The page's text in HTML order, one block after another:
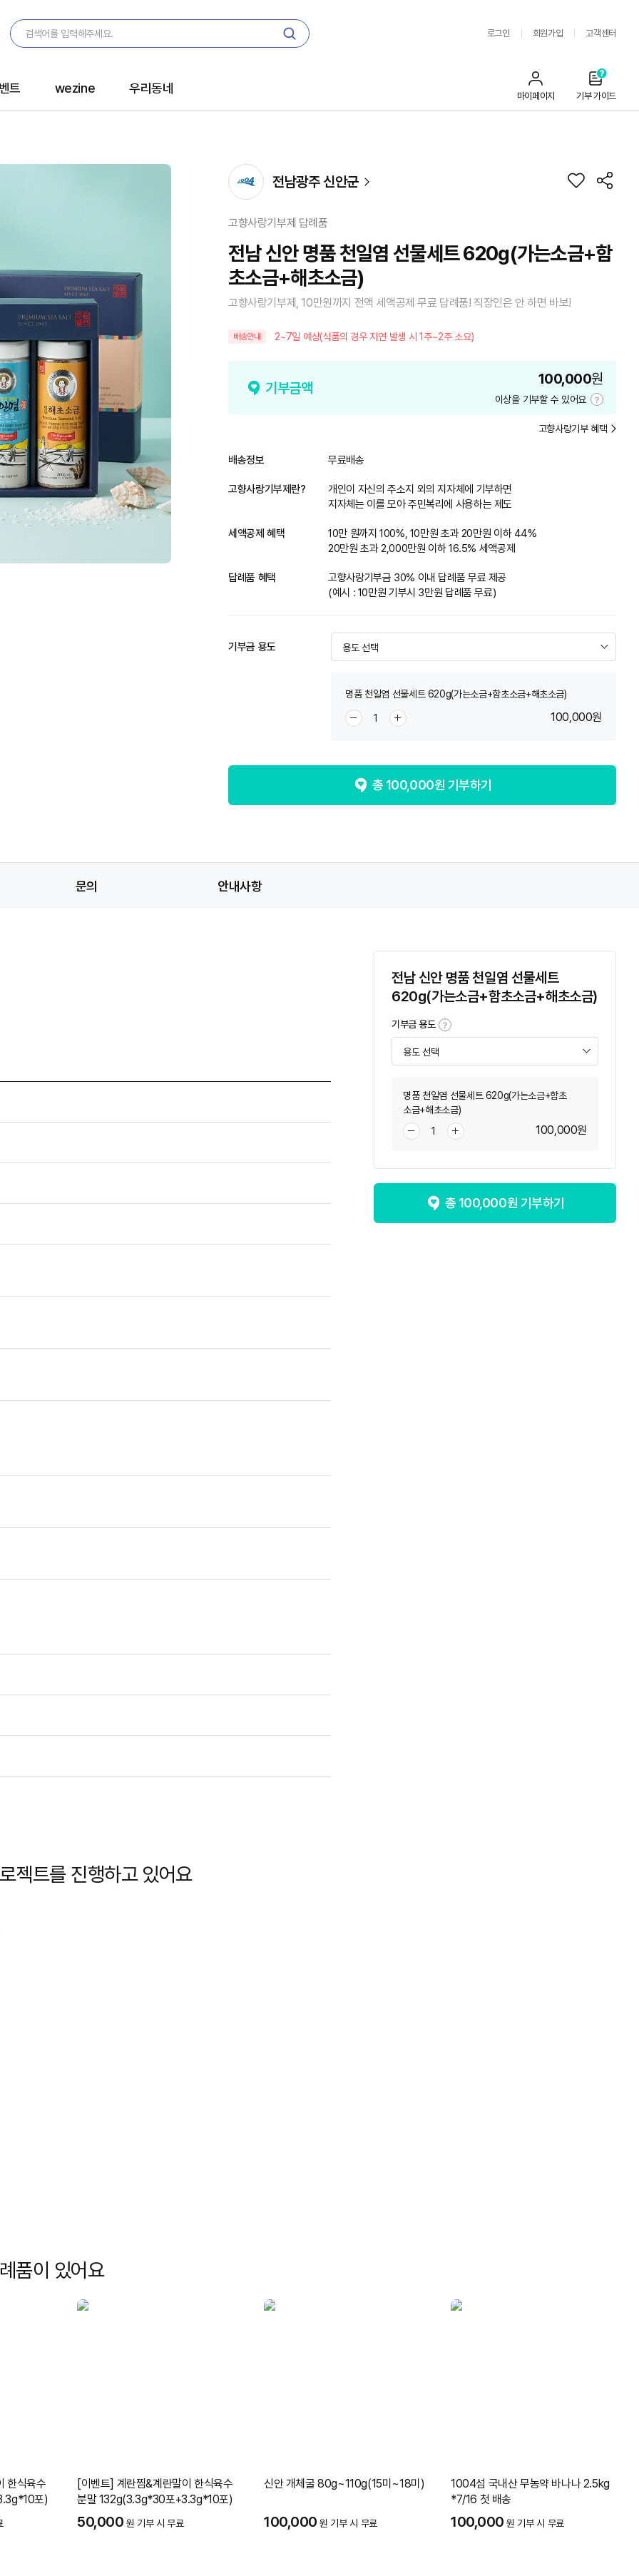
로그인 회원가입 고객센터
트 wezine 우리동네
마이페이지 기부 가이드
전남광주 신안군
고향사랑기부제 답례품
전남 신안 명품 천일염 선물세트 620g(가는소금+함
초소금+해초소금)
고향사랑기부제, 10만원까지 전액 세액공제 무료 답례품! 직장인은 안 하면 바보!
배송안내 2~7일 예상(식품의 경우 지연 발생 시 1주~2주 소요)
기부금액
100,000원
이상을 기부할 수 있어요
기
금
고향사랑기부 혜택
배송정보 무료배송
고향사랑기부제란?
개인이 자신의 주소지 외의 지자체에 기부하면
지자체는 이를 모아 주민복리에 사용하는 제도
세액공제 혜택
10만 원까지 100%, 10만원 초과 20만원 이하 44%
20만원 초과 2,000만원 이하 16.5% 세액공제
답례품 혜택
고향사랑기부금 30% 이내 답례품 무료 제공
(예시 : 10만원 기부시 3만원 답례품 무료)
기부금 용도
명품 천일염 선물세트 620g(가는소금+함초소금+해초소금)
100,000원
총 100,000원 기부하기
문의 안내사항
전남 신안 명품 천일염 선물세트
620g(가는소금+함초소금+해초소금)
기부금 용도
명품 천일염 선물세트 620g(가는소금+함초
소금+해초소금)
100,000원
총 100,000원 기부하기
젝트를 진행하고 있어요
품이 있어요
한식육수
포)
[이벤트] 계란찜&계란말이 한식육수
분말 132g(3.3g*30포+3.3g*10포)
50,000 원 기부 시 무료
신안 개체굴 80g~110g(15미~18미)
100,000 원 기부 시 무료
1004섬 국내산 무농약 바나나 2.5kg
*7/16 첫 배송
100,000 원 기부 시 무료